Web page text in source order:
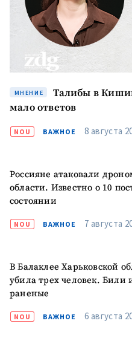
МНЕНИЕ
Талибы в
мало ответов
NOU ВАЖНОЕ 8 августа
Россияне атаковали
области. Известно о 10
состоянии
NOU ВАЖНОЕ 7 августа
В Балаклее Харьковской
убила трех человек. Били
раненые
NOU ВАЖНОЕ 6 августа
МОЯ НОВОСТЬ
+ Добавить
+ Загрузить
Ссылка на медиа
+ Добавить ссылку
медиа
+ Добавить текст